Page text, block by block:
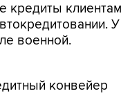
кредиты клиентам
У
военной.
конвейер